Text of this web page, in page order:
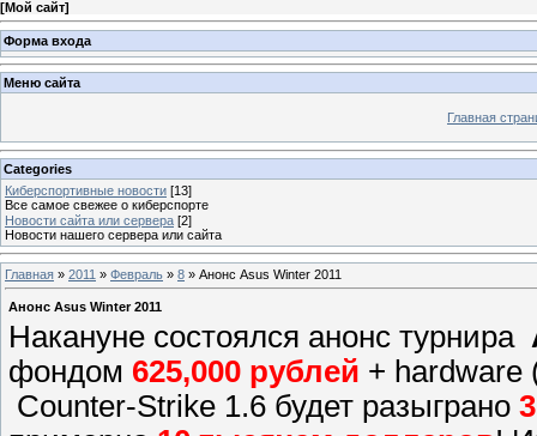
[Мой сайт]
Форма входа
Меню сайта
Главная
Categories
Киберспортивные новости [13]
Все самое свежее о киберспорте
Новости сайта или сервера [2]
Новости нашего сервера или сайта
Главная » 2011 » Февраль » 8 » Анонс Asus Winter 2011
Анонс Asus Winter 2011
Накануне состоялся анонс турнира
фондом 625,000 рублей + hardware
Counter-Strike 1.6 будет разыграно